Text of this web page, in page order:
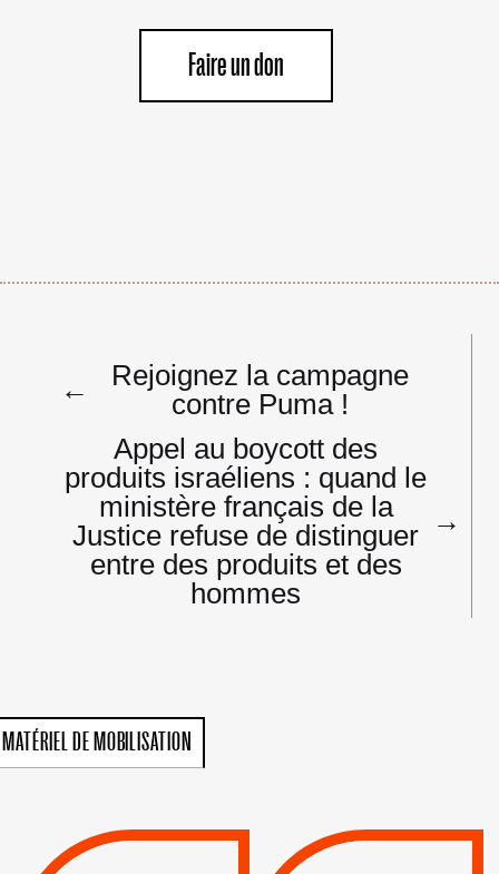
Faire un don
Navigation
de
←
Rejoignez la campagne
contre Puma !
Appel au boycott des
produits israéliens : quand le
ministère français de la
Justice refuse de distinguer
entre des produits et des
hommes
→
MATÉRIEL DE MOBILISATION
VIOLATIONS DES